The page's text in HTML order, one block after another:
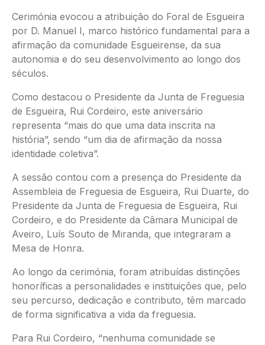
Cerimónia evocou a atribuição do Foral de Esgueira
por D. Manuel I, marco histórico fundamental para a
afirmação da comunidade Esgueirense, da sua
autonomia e do seu desenvolvimento ao longo dos
séculos.
Como destacou o Presidente da Junta de Freguesia
de Esgueira, Rui Cordeiro, este aniversário
representa “mais do que uma data inscrita na
história”, sendo “um dia de afirmação da nossa
identidade coletiva”.
A sessão contou com a presença do Presidente da
Assembleia de Freguesia de Esgueira, Rui Duarte, do
Presidente da Junta de Freguesia de Esgueira, Rui
Cordeiro, e do Presidente da Câmara Municipal de
Aveiro, Luís Souto de Miranda, que integraram a
Mesa de Honra.
Ao longo da cerimónia, foram atribuídas distinções
honoríficas a personalidades e instituições que, pelo
seu percurso, dedicação e contributo, têm marcado
de forma significativa a vida da freguesia.
Para Rui Cordeiro, “nenhuma comunidade se